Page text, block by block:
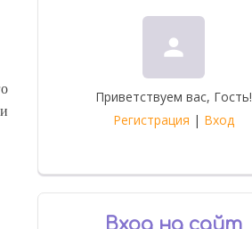
person
Приветствуем вас, Гость!
Регистрация | Вход
Вход на сайт